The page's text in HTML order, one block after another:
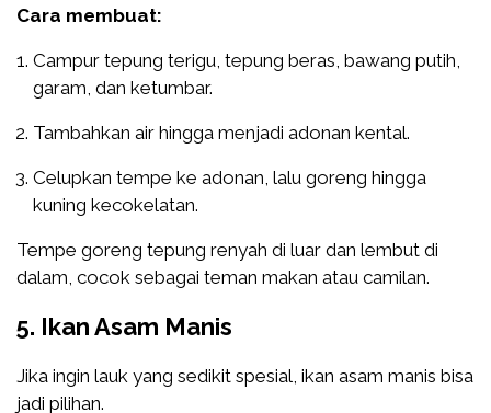
Cara membuat:
Campur tepung terigu, tepung beras, bawang putih,
garam, dan ketumbar.
Tambahkan air hingga menjadi adonan kental.
Celupkan tempe ke adonan, lalu goreng hingga
kuning kecokelatan.
Tempe goreng tepung renyah di luar dan lembut di
dalam, cocok sebagai teman makan atau camilan.
5. Ikan Asam Manis
Jika ingin lauk yang sedikit spesial, ikan asam manis bisa
jadi pilihan.